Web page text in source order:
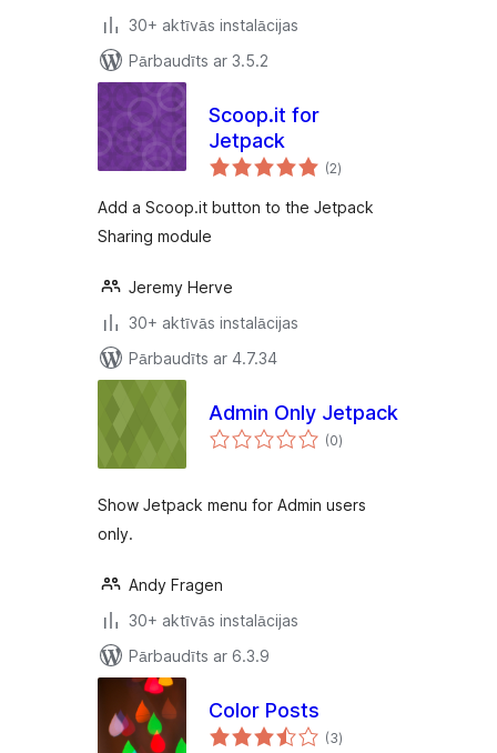
30+ aktīvās instalācijas
Pārbaudīts ar 3.5.2
Scoop.it for
Jetpack
(2vērtējumu
kopsumma
)
Add a Scoop.it button to the Jetpack
Sharing module
Jeremy Herve
30+ aktīvās instalācijas
Pārbaudīts ar 4.7.34
Admin Only Jetpack
(0vērtējumu
kopsumma
)
Show Jetpack menu for Admin users
only.
Andy Fragen
30+ aktīvās instalācijas
Pārbaudīts ar 6.3.9
Color Posts
(3vērtējumu
kopsumma
)